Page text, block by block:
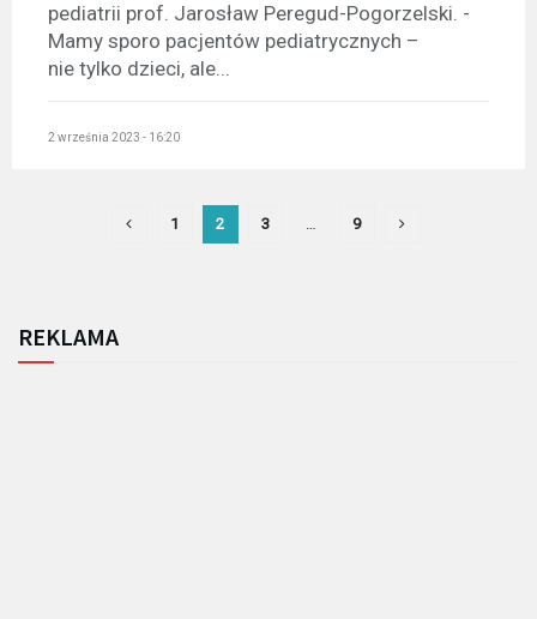
pediatrii prof. Jarosław Peregud-Pogorzelski. -
Mamy sporo pacjentów pediatrycznych –
nie tylko dzieci, ale...
2 września 2023 - 16:20
1 2 3 9
REKLAMA